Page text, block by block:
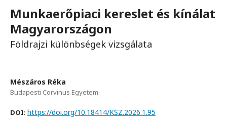
Munkaerőpiaci kereslet és kínálat
Magyarországon
Földrajzi különbségek vizsgálata
Mészáros Réka
Budapesti Corvinus Egyetem
DOI: https://doi.org/10.18414/KSZ.2026.1.95